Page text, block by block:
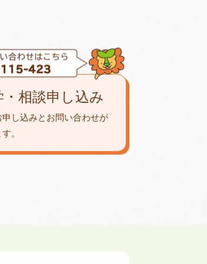
・相談申し込み
申し込みとお問い合わせが
。